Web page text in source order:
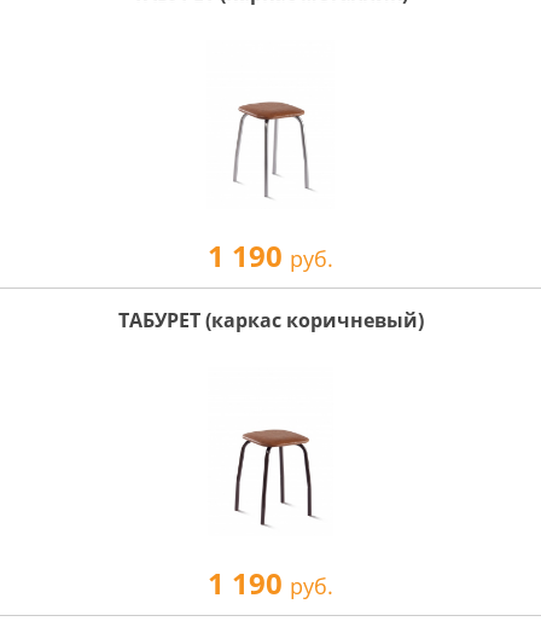
1 190 руб.
ТАБУРЕТ (каркас коричневый)
1 190 руб.